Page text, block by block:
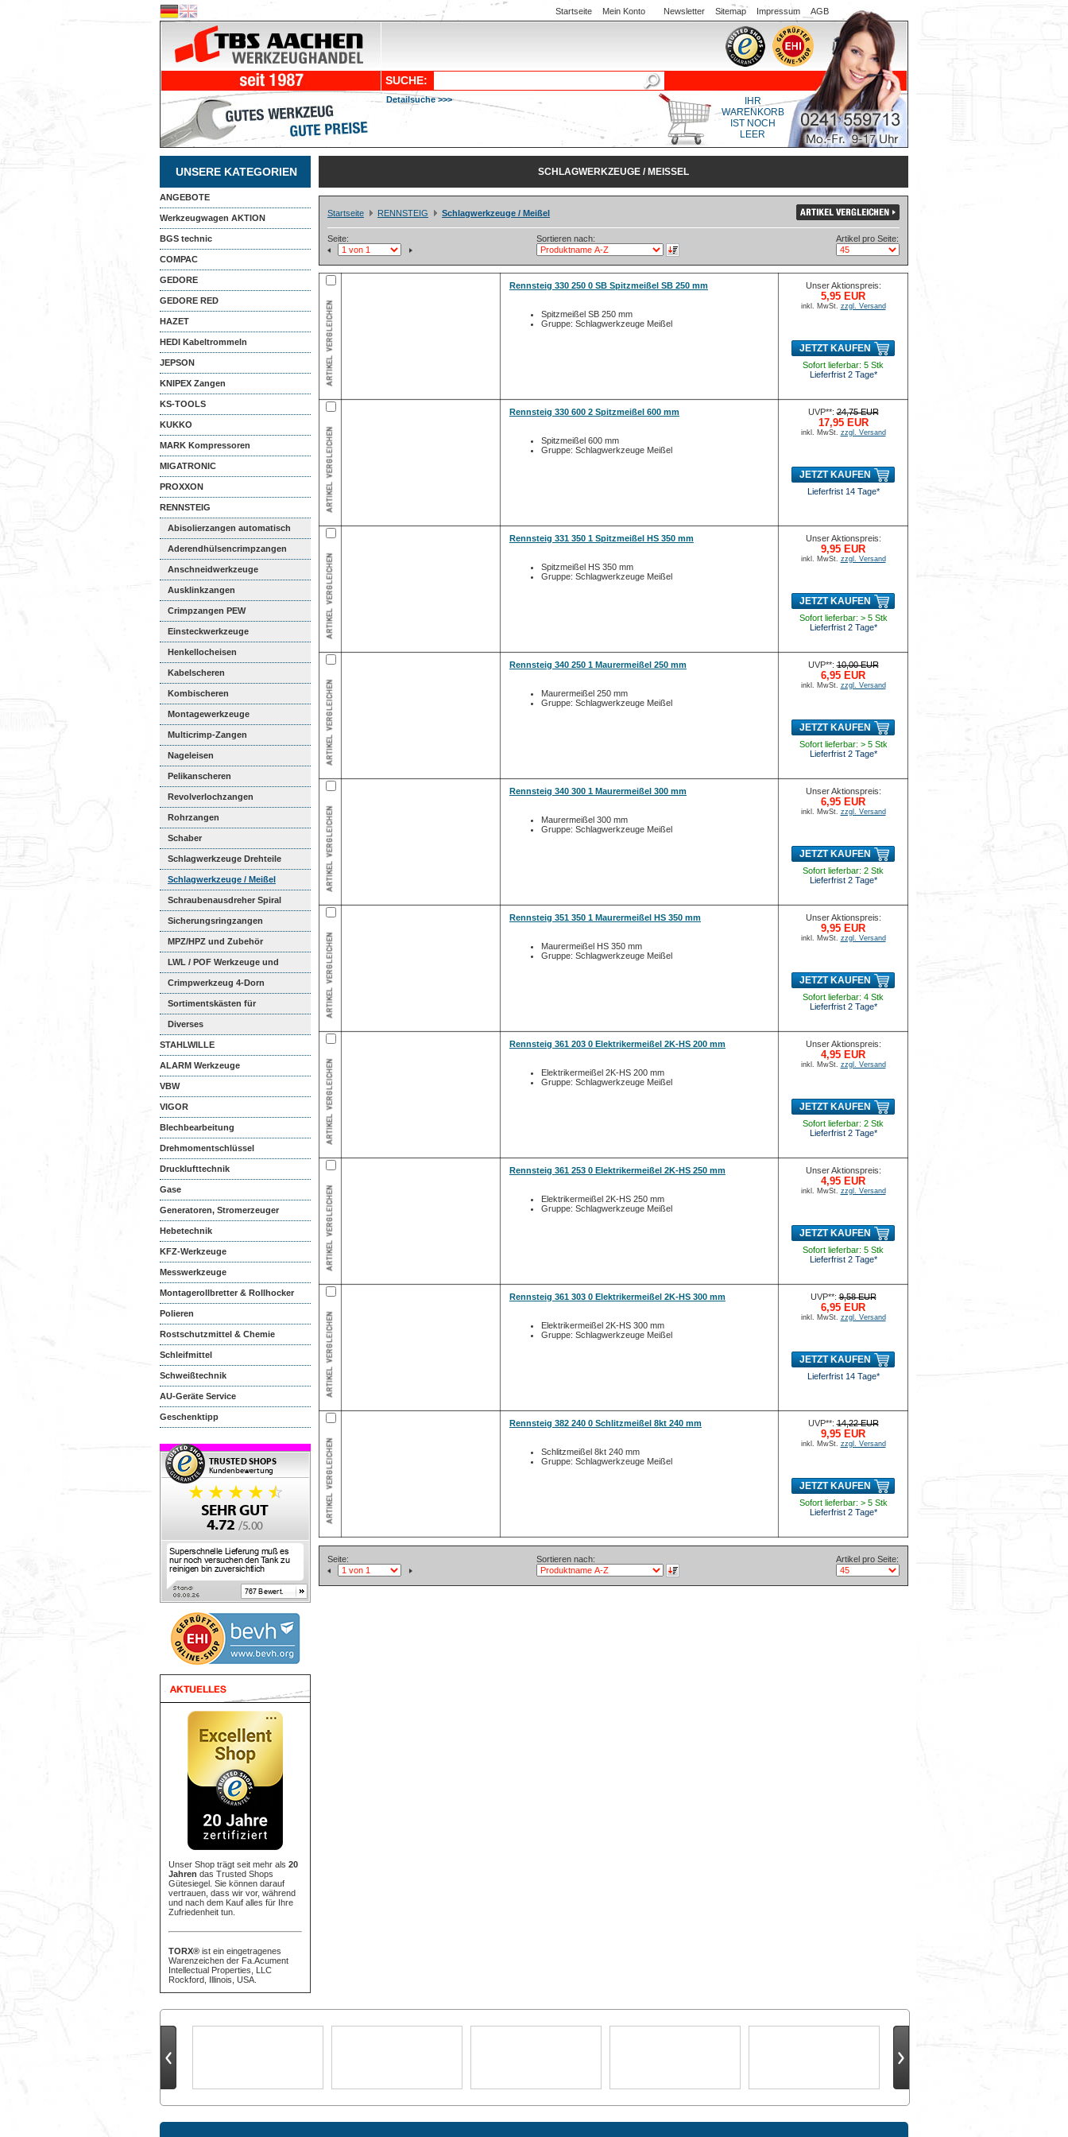
Startseite Mein Konto Newsletter Sitemap Impressum AGB
SUCHE:
Detailsuche >>>
IHR
WARENKORB
IST NOCH
LEER
UNSERE KATEGORIEN
ANGEBOTE
Werkzeugwagen AKTION
BGS technic
COMPAC
GEDORE
GEDORE RED
HAZET
HEDI Kabeltrommeln
JEPSON
KNIPEX Zangen
KS-TOOLS
KUKKO
MARK Kompressoren
MIGATRONIC
PROXXON
RENNSTEIG
Abisolierzangen automatisch
Aderendhülsencrimpzangen
Anschneidwerkzeuge
Ausklinkzangen
Crimpzangen PEW
Einsteckwerkzeuge
Henkellocheisen
Kabelscheren
Kombischeren
Montagewerkzeuge
Multicrimp-Zangen
Nageleisen
Pelikanscheren
Revolverlochzangen
Rohrzangen
Schaber
Schlagwerkzeuge Drehteile
Schlagwerkzeuge / Meißel
Schraubenausdreher Spiral
Sicherungsringzangen
MPZ/HPZ und Zubehör
LWL / POF Werkzeuge und
Zubehör
Crimpwerkzeug 4-Dorn
Sortimentskästen für
Aderendhül...
Diverses
STAHLWILLE
ALARM Werkzeuge
VBW
VIGOR
Blechbearbeitung
Drehmomentschlüssel
Drucklufttechnik
Gase
Generatoren, Stromerzeuger
Hebetechnik
KFZ-Werkzeuge
Messwerkzeuge
Montagerollbretter & Rollhocker
Polieren
Rostschutzmittel & Chemie
Schleifmittel
Schweißtechnik
AU-Geräte Service
Geschenktipp
Unser Shop trägt seit mehr als 20
Jahren das Trusted Shops
Gütesiegel. Sie können darauf
vertrauen, dass wir vor, während
und nach dem Kauf alles für Ihre
Zufriedenheit tun.
TORX® ist ein eingetragenes
Warenzeichen der Fa.Acument
Intellectual Properties, LLC
Rockford, Illinois, USA.
SCHLAGWERKZEUGE / MEISSEL
Startseite RENNSTEIG Schlagwerkzeuge / Meißel
Seite: Sortieren nach: Artikel pro Seite:
Rennsteig 330 250 0 SB Spitzmeißel SB 250 mm
Spitzmeißel SB 250 mm
Gruppe: Schlagwerkzeuge Meißel
Unser Aktionspreis:
5,95 EUR
inkl. MwSt. zzgl. Versand
JETZT KAUFEN
Sofort lieferbar: 5 Stk
Lieferfrist 2 Tage*
Rennsteig 330 600 2 Spitzmeißel 600 mm
Spitzmeißel 600 mm
Gruppe: Schlagwerkzeuge Meißel
UVP**:24,75 EUR
17,95 EUR
inkl. MwSt. zzgl. Versand
JETZT KAUFEN
Lieferfrist 14 Tage*
Rennsteig 331 350 1 Spitzmeißel HS 350 mm
Spitzmeißel HS 350 mm
Gruppe: Schlagwerkzeuge Meißel
Unser Aktionspreis:
9,95 EUR
inkl. MwSt. zzgl. Versand
JETZT KAUFEN
Sofort lieferbar: > 5 Stk
Lieferfrist 2 Tage*
Rennsteig 340 250 1 Maurermeißel 250 mm
Maurermeißel 250 mm
Gruppe: Schlagwerkzeuge Meißel
UVP**:10,00 EUR
6,95 EUR
inkl. MwSt. zzgl. Versand
JETZT KAUFEN
Sofort lieferbar: > 5 Stk
Lieferfrist 2 Tage*
Rennsteig 340 300 1 Maurermeißel 300 mm
Maurermeißel 300 mm
Gruppe: Schlagwerkzeuge Meißel
Unser Aktionspreis:
6,95 EUR
inkl. MwSt. zzgl. Versand
JETZT KAUFEN
Sofort lieferbar: 2 Stk
Lieferfrist 2 Tage*
Rennsteig 351 350 1 Maurermeißel HS 350 mm
Maurermeißel HS 350 mm
Gruppe: Schlagwerkzeuge Meißel
Unser Aktionspreis:
9,95 EUR
inkl. MwSt. zzgl. Versand
JETZT KAUFEN
Sofort lieferbar: 4 Stk
Lieferfrist 2 Tage*
Rennsteig 361 203 0 Elektrikermeißel 2K-HS 200 mm
Elektrikermeißel 2K-HS 200 mm
Gruppe: Schlagwerkzeuge Meißel
Unser Aktionspreis:
4,95 EUR
inkl. MwSt. zzgl. Versand
JETZT KAUFEN
Sofort lieferbar: 2 Stk
Lieferfrist 2 Tage*
Rennsteig 361 253 0 Elektrikermeißel 2K-HS 250 mm
Elektrikermeißel 2K-HS 250 mm
Gruppe: Schlagwerkzeuge Meißel
Unser Aktionspreis:
4,95 EUR
inkl. MwSt. zzgl. Versand
JETZT KAUFEN
Sofort lieferbar: 5 Stk
Lieferfrist 2 Tage*
Rennsteig 361 303 0 Elektrikermeißel 2K-HS 300 mm
Elektrikermeißel 2K-HS 300 mm
Gruppe: Schlagwerkzeuge Meißel
UVP**:9,58 EUR
6,95 EUR
inkl. MwSt. zzgl. Versand
JETZT KAUFEN
Lieferfrist 14 Tage*
Rennsteig 382 240 0 Schlitzmeißel 8kt 240 mm
Schlitzmeißel 8kt 240 mm
Gruppe: Schlagwerkzeuge Meißel
UVP**:14,22 EUR
9,95 EUR
inkl. MwSt. zzgl. Versand
JETZT KAUFEN
Sofort lieferbar: > 5 Stk
Lieferfrist 2 Tage*
Seite: Sortieren nach: Artikel pro Seite: